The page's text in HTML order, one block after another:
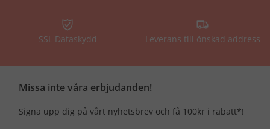
SSL Dataskydd Leverans till önskad address
Missa inte våra erbjudanden!
Signa upp dig på vårt nyhetsbrev och få 100kr i rabatt*!